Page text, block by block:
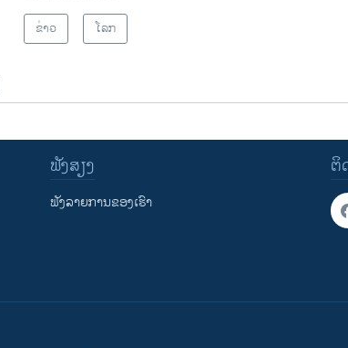
ຂ່າວ
ໂລກ
ຕິ
ຟັງສຽງ
ຟັງລາຍການຂອງເຮົາ